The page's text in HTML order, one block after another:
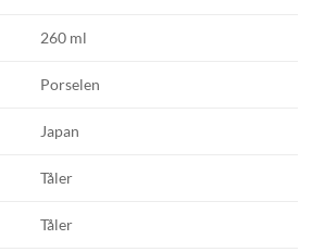
260 ml
Porselen
Japan
Tåler
Tåler